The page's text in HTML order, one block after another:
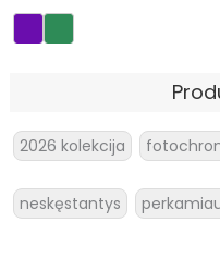
2026 kolekcija
neskęstantys